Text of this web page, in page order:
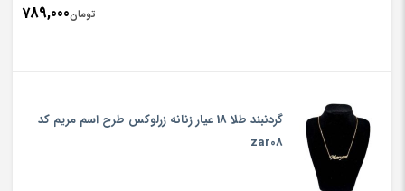
تومان789,000
گردنبند طلا 18 عیار زنانه زرلوکس طرح اسم مریم کد
zar08